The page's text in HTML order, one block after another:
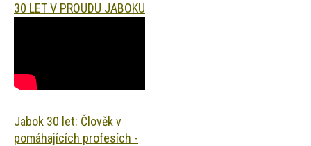
30 LET V PROUDU JABOKU
Jabok 30 let: Člověk v
pomáhajících profesích -